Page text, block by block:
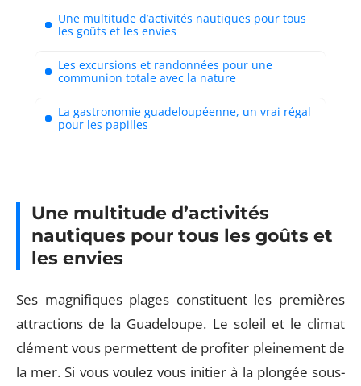
Une multitude d’activités nautiques pour tous
les goûts et les envies
Les excursions et randonnées pour une
communion totale avec la nature
La gastronomie guadeloupéenne, un vrai régal
pour les papilles
Une multitude d’activités
nautiques pour tous les goûts et
les envies
Ses magnifiques plages constituent les premières
attractions de la Guadeloupe. Le soleil et le climat
clément vous permettent de profiter pleinement de
la mer. Si vous voulez vous initier à la plongée sous-